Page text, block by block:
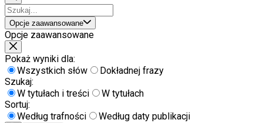
Opcje zaawansowane
Opcje zaawansowane
Pokaż wyniki dla:
Wszystkich słów
Dokładnej frazy
Szukaj:
W tytułach i treści
W tytułach
Sortuj:
Według trafności
Według daty publikacji